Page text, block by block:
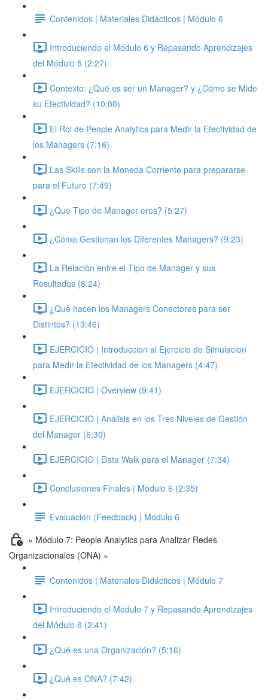
Contenidos | Materiales Didácticos | Módulo 6
Introduciendo el Módulo 6 y Repasando Aprendizajes
del Módulo 5 (2:27)
Contexto: ¿Qué es ser un Manager? y ¿Cómo se Mide
su Efectividad? (10:00)
El Rol de People Analytics para Medir la Efectividad de
los Managers (7:16)
Las Skills son la Moneda Corriente para prepararse
para el Futuro (7:49)
¿Que Tipo de Manager eres? (5:27)
¿Cómo Gestionan los Diferentes Managers? (9:23)
La Relación entre el Tipo de Manager y sus
Resultados (8:24)
¿Qué hacen los Managers Conectores para ser
Distintos? (13:46)
EJERCICIO | Introduccion al Ejercicio de Simulacion
para Medir la Efectividad de los Managers (4:47)
EJERCICIO | Overview (9:41)
EJERCICIO | Análisis en los Tres Niveles de Gestión
del Manager (6:30)
EJERCICIO | Data Walk para el Manager (7:34)
Conclusiones Finales | Módulo 6 (2:35)
Evaluación (Feedback) | Módulo 6
« Módulo 7: People Analytics para Analizar Redes
Organizacionales (ONA) »
Contenidos | Materiales Didácticos | Módulo 7
Introduciendo el Módulo 7 y Repasando Aprendizajes
del Módulo 6 (2:41)
¿Qué es una Organización? (5:16)
¿Qué es ONA? (7:42)